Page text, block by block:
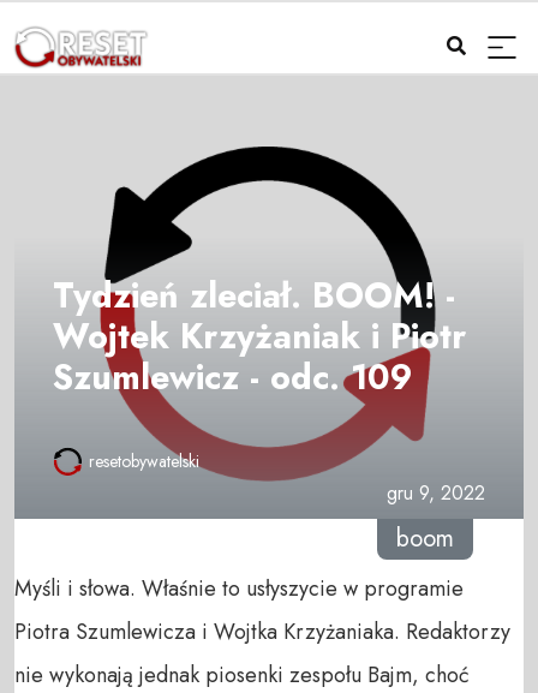
Tydzień zleciał. BOOM! -
Wojtek Krzyżaniak i Piotr
Szumlewicz - odc. 109
resetobywatelski
gru 9, 2022
boom
Myśli i słowa. Właśnie to usłyszycie w programie
Piotra Szumlewicza i Wojtka Krzyżaniaka. Redaktorzy
nie wykonają jednak piosenki zespołu Bajm, choć